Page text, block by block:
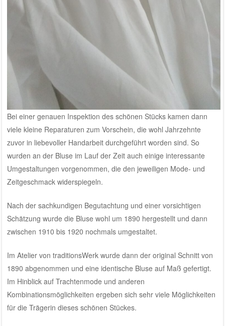
Bei einer genauen Inspektion des schönen Stücks kamen dann
viele kleine Reparaturen zum Vorschein, die wohl Jahrzehnte
zuvor in liebevoller Handarbeit durchgeführt worden sind. So
wurden an der Bluse im Lauf der Zeit auch einige interessante
Umgestaltungen vorgenommen, die den jeweiligen Mode- und
Zeitgeschmack widerspiegeln.
Nach der sachkundigen Begutachtung und einer vorsichtigen
Schätzung wurde die Bluse wohl um 1890 hergestellt und dann
zwischen 1910 bis 1920 nochmals umgestaltet.
Im Atelier von traditionsWerk wurde dann der original Schnitt von
1890 abgenommen und eine identische Bluse auf Maß gefertigt.
Im Hinblick auf Trachtenmode und anderen
Kombinationsmöglichkeiten ergeben sich sehr viele Möglichkeiten
für die Trägerin dieses schönen Stückes.